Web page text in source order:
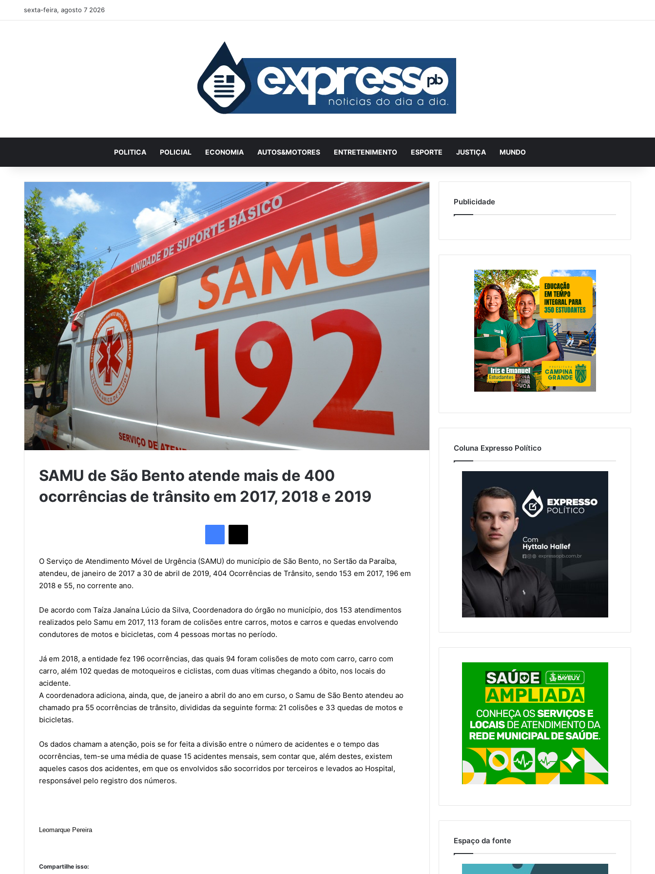
sexta-feira, agosto 7 2026
POLITICA POLICIAL ECONOMIA AUTOS&MOTORES ENTRETENIMENTO ESPORTE JUSTIÇA MUNDO
SAMU de São Bento atende mais de 400
ocorrências de trânsito em 2017, 2018 e 2019
O Serviço de Atendimento Móvel de Urgência (SAMU) do município de São Bento, no Sertão da Paraíba,
atendeu, de janeiro de 2017 a 30 de abril de 2019, 404 Ocorrências de Trânsito, sendo 153 em 2017, 196 em
2018 e 55, no corrente ano.
De acordo com Taíza Janaína Lúcio da Silva, Coordenadora do órgão no município, dos 153 atendimentos
realizados pelo Samu em 2017, 113 foram de colisões entre carros, motos e carros e quedas envolvendo
condutores de motos e bicicletas, com 4 pessoas mortas no período.
Já em 2018, a entidade fez 196 ocorrências, das quais 94 foram colisões de moto com carro, carro com
carro, além 102 quedas de motoqueiros e ciclistas, com duas vítimas chegando a óbito, nos locais do
acidente.
A coordenadora adiciona, ainda, que, de janeiro a abril do ano em curso, o Samu de São Bento atendeu ao
chamado pra 55 ocorrências de trânsito, divididas da seguinte forma: 21 colisões e 33 quedas de motos e
bicicletas.
Os dados chamam a atenção, pois se for feita a divisão entre o número de acidentes e o tempo das
ocorrências, tem-se uma média de quase 15 acidentes mensais, sem contar que, além destes, existem
aqueles casos dos acidentes, em que os envolvidos são socorridos por terceiros e levados ao Hospital,
responsável pelo registro dos números.
Leomarque Pereira
Compartilhe isso:
Publicidade
Coluna Expresso Político
Espaço da fonte